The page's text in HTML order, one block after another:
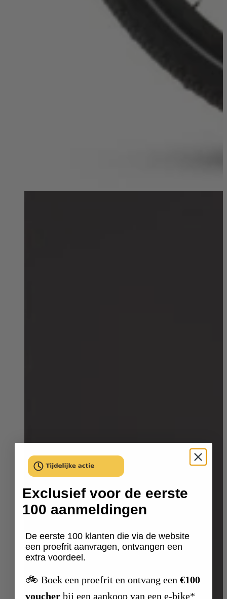
Exclusief voor de eerste
100 aanmeldingen
De eerste 100 klanten die via de website
een proefrit aanvragen, ontvangen een
extra voordeel.
🚲 Boek een proefrit en ontvang een €100
voucher bij een aankoop van een e-bike*